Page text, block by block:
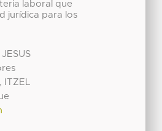
laboral que
jurídica para los
ITZEL